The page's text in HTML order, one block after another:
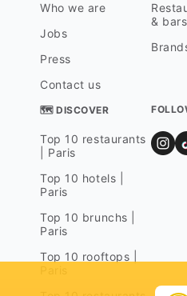
Who we are
Jobs
Press
Contact us
& bars
🗺 DISCOVER
Top 10 restaurants
| Paris
Top 10 hotels |
Paris
Top 10 brunchs |
Paris
Top 10 rooftops |